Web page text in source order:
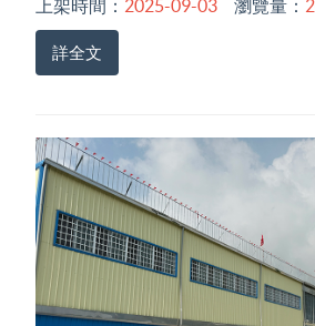
上架時間： 2025-09-03 瀏覽量：
詳全文